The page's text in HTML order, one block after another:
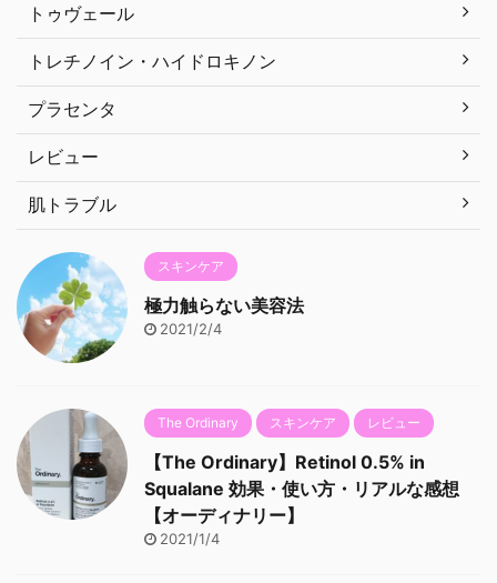
トゥヴェール
トレチノイン・ハイドロキノン
プラセンタ
レビュー
肌トラブル
スキンケア
極力触らない美容法
2021/2/4
The Ordinary スキンケア レビュー
【The Ordinary】Retinol 0.5% in
Squalane 効果・使い方・リアルな感想
【オーディナリー】
2021/1/4